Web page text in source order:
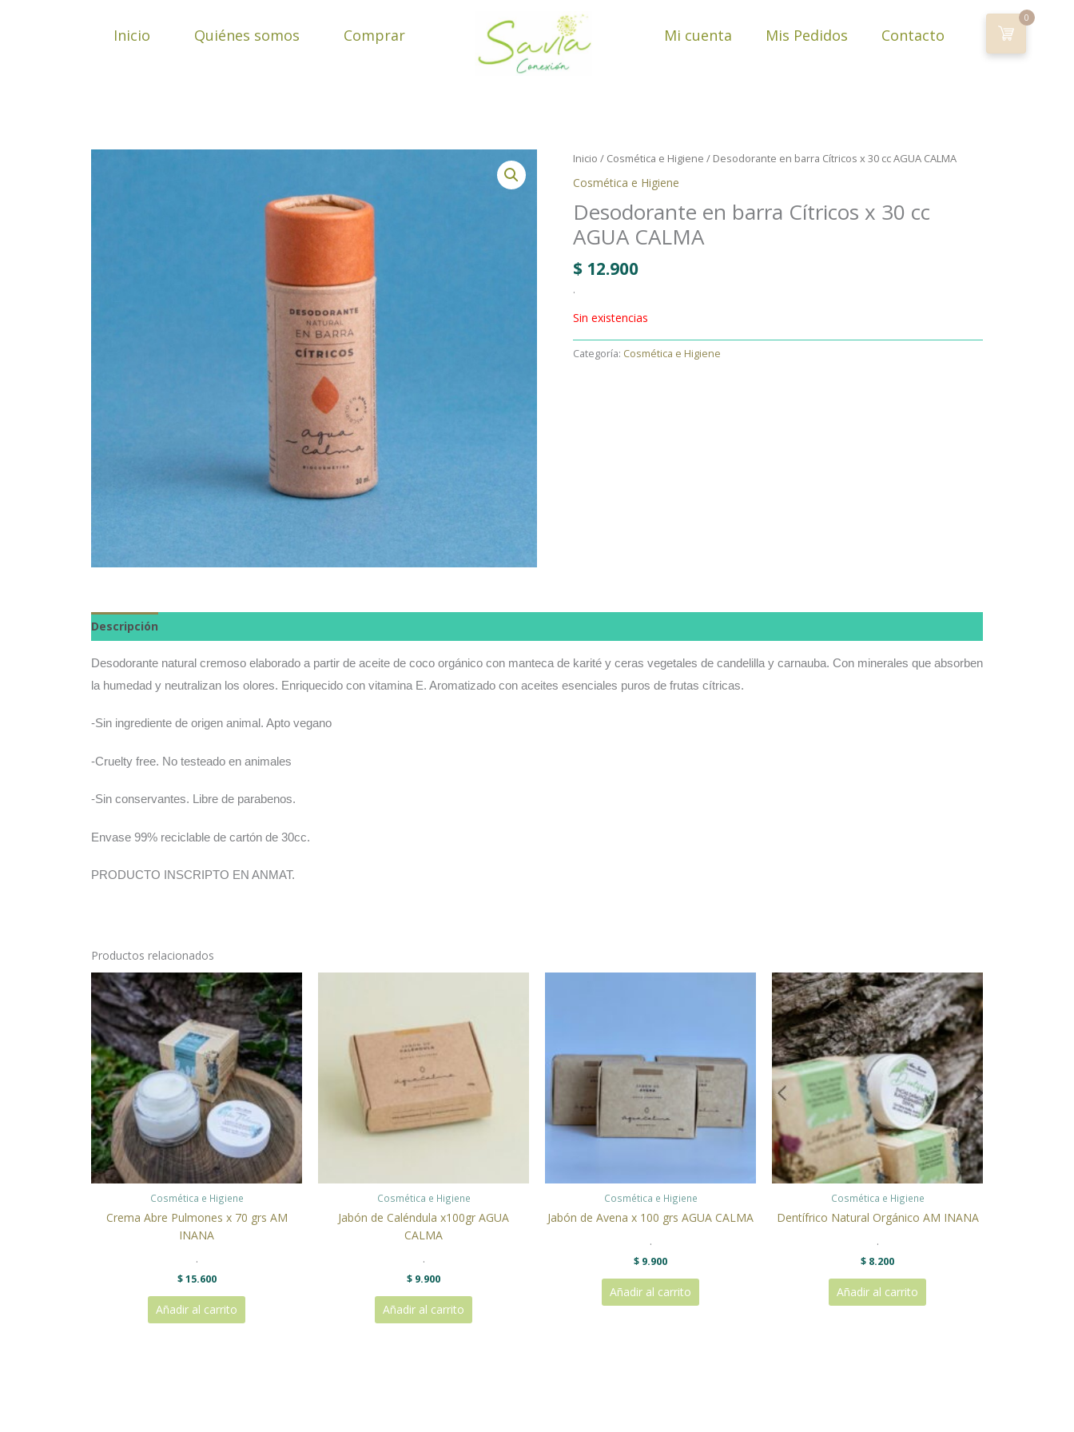
Inicio Quiénes somos Comprar Mi cuenta Mis Pedidos Contacto
Inicio / Cosmética e Higiene / Desodorante en barra Cítricos x 30 cc AGUA CALMA
Cosmética e Higiene
Desodorante en barra Cítricos x 30 cc
AGUA CALMA
$12.900
.
Sin existencias
Categoría: Cosmética e Higiene
Descripción
Desodorante natural cremoso elaborado a partir de aceite de coco orgánico con manteca de karité y ceras vegetales de candelilla y carnauba. Con minerales que absorben
la humedad y neutralizan los olores. Enriquecido con vitamina E. Aromatizado con aceites esenciales puros de frutas cítricas.
-Sin ingrediente de origen animal. Apto vegano
-Cruelty free. No testeado en animales
-Sin conservantes. Libre de parabenos.
Envase 99% reciclable de cartón de 30cc.
PRODUCTO INSCRIPTO EN ANMAT.
Productos relacionados
Cosmética e Higiene
Crema Abre Pulmones x 70 grs AM
INANA
.
$15.600
Añadir al carrito
Cosmética e Higiene
Jabón de Caléndula x100gr AGUA
CALMA
.
$ 9.900
Añadir al carrito
Cosmética e Higiene
Jabón de Avena x 100 grs AGUA CALMA
.
$ 9.900
Añadir al carrito
Cosmética e Higiene
Dentífrico Natural Orgánico AM INANA
.
$ 8.200
Añadir al carrito
0